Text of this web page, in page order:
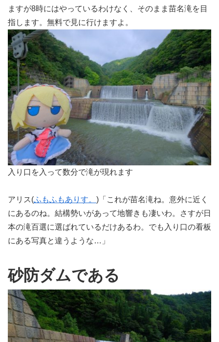
ますが8時にはやっているわけなく、そのまま苗名滝を目
指します。無料で見に行けますよ。
入り口を入って数分で滝が現れます
アリス(ふもふもありす。 )「これが苗名滝ね。意外に近く
にあるのね。結構勢いがあって地響きも凄いわ。さすが日
本の滝百選に選ばれているだけあるわ。でも入り口の看板
にある写真と違うような…」
砂防ダムである